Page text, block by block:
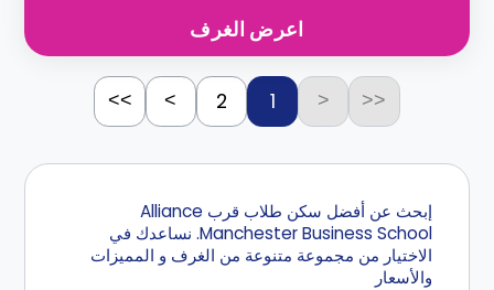
اعرض الغرف
<<
<
1
2
>
>>
إبحث عن أفضل سكن طلاب قرب Alliance
Manchester Business School. نساعدك في
الاختيار من مجموعة متنوعة من الغرف و المميزات
والأسعار